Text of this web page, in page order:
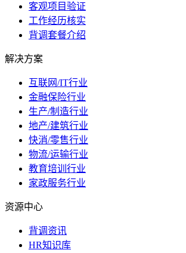
客观项目验证
工作经历核实
背调套餐介绍
解决方案
互联网/IT行业
金融保险行业
生产/制造行业
地产/建筑行业
快消/零售行业
物流/运输行业
教育培训行业
家政服务行业
资源中心
背调资讯
HR知识库